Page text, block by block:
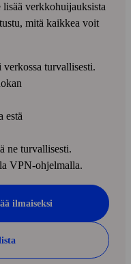
verkko­huijauksista
mitä kaikkea voit
verkossa turvallisesti.
estä
ne turvallisesti.
VPN-ohjelmalla.
ilmaiseksi